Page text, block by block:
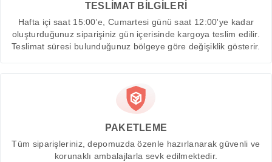
TESLİMAT BİLGİLERİ
Hafta içi saat 15:00'e, Cumartesi günü saat 12:00'ye kadar
oluşturduğunuz siparişiniz gün içerisinde kargoya teslim edilir.
Teslimat süresi bulunduğunuz bölgeye göre değişiklik gösterir.
PAKETLEME
Tüm siparişleriniz, depomuzda özenle hazırlanarak güvenli ve
korunaklı ambalajlarla sevk edilmektedir.